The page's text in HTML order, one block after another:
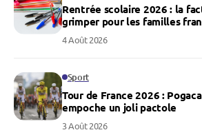
Rentrée scolaire 2026 : la
grimper pour les familles
4 Août 2026
Sport
Tour de France 2026 :
empoche un joli pactole
3 Août 2026